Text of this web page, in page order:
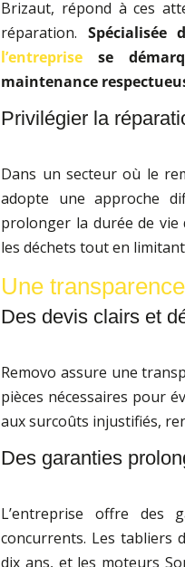
Brizaut, répond à ces
réparation.
l’entreprise se
maintenance
Privilégier la
Dans un secteur où le
adopte une approche
prolonger la durée de vie
les déchets tout en
Une
Des devis clairs et
Removo assure une
pièces nécessaires pour
aux surcoûts injustifiés,
Des garanties
L’entreprise offre des
concurrents. Les tabliers
dix ans, et les moteurs